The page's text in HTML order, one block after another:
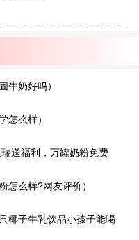
牛奶好吗）
怎么样）
送福利，万罐奶粉免费
怎么样?网友评价）
椰子牛乳饮品小孩子能喝